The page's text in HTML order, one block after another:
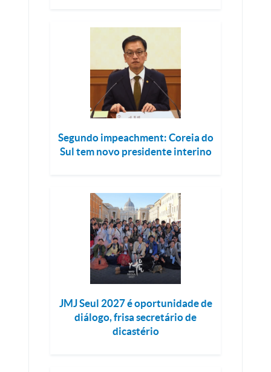
Segundo impeachment: Coreia do
Sul tem novo presidente interino
JMJ Seul 2027 é oportunidade de
diálogo, frisa secretário de
dicastério